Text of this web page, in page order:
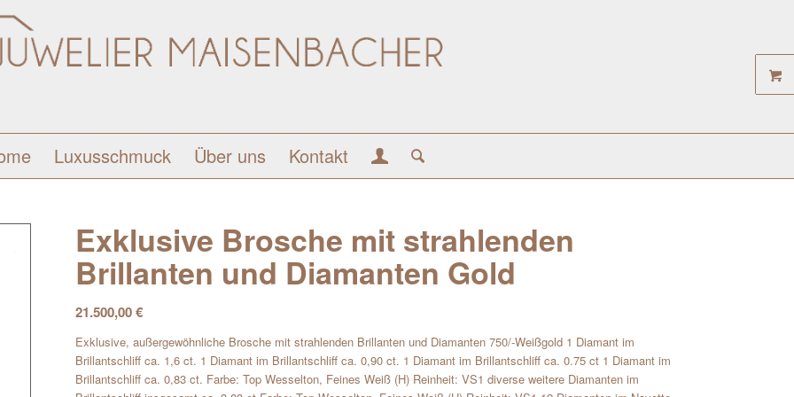
Luxusschmuck Über uns Kontakt
Exklusive Brosche mit strahlenden
Brillanten und Diamanten Gold
21.500,00€
Exklusive, außergewöhnliche Brosche mit strahlenden Brillanten und Diamanten 750/-Weißgold 1 Diamant im
Brillantschliff ca. 1,6 ct. 1 Diamant im Brillantschliff ca. 0,90 ct. 1 Diamant im Brillantschliff ca. 0.75 ct 1 Diamant im
Brillantschliff ca. 0,83 ct. Farbe: Top Wesselton, Feines Weiß (H) Reinheit: VS1 diverse weitere Diamanten im